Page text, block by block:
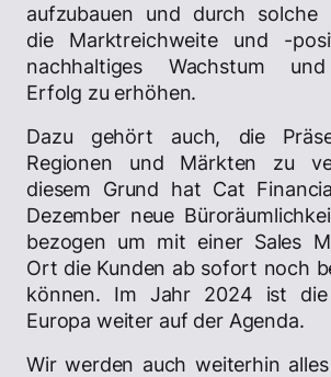
aufzubauen und durch solche
die Marktreichweite und -
nachhaltiges Wachstum
Erfolg zu erhöhen.
Dazu gehört auch, die
Regionen und Märkten zu
diesem Grund hat Cat
Dezember neue
bezogen um mit einer Sales
Ort die Kunden ab sofort noch
können. Im Jahr 2024 ist die
Europa weiter auf der Agenda.
Wir werden auch weiterhin